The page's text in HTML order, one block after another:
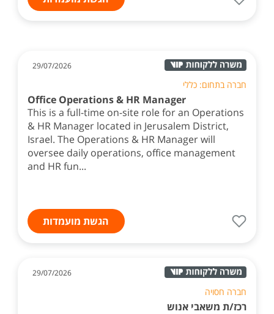
29/07/2026
חברה בתחום: כללי
Office Operations & HR Manager
This is a full-time on-site role for an Operations
& HR Manager located in Jerusalem District,
Israel. The Operations & HR Manager will
oversee daily operations, office management
and HR fun...
הגשת מועמדות
29/07/2026
חברה חסויה
רכז/ת משאבי אנוש